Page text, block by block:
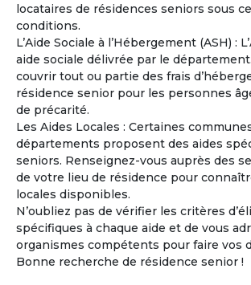
locataires de résidences seniors sous
conditions.
L’Aide Sociale à l’Hébergement (ASH) :
aide sociale délivrée par le
couvrir tout ou partie des frais
résidence senior pour les personnes
de précarité.
Les Aides Locales : Certaines
départements proposent des aides
seniors. Renseignez-vous auprès des
de votre lieu de résidence pour
locales disponibles.
N’oubliez pas de vérifier les critères
spécifiques à chaque aide et de vous
organismes compétents pour faire vos
Bonne recherche de résidence senior !
La copropriété en pleine
Un mode d’habitat partagé adapté au
La copropriété en pleine propriété
plus de retraités désireux de mutualiser
et services tout en conservant leur
patrimoine.
À la une